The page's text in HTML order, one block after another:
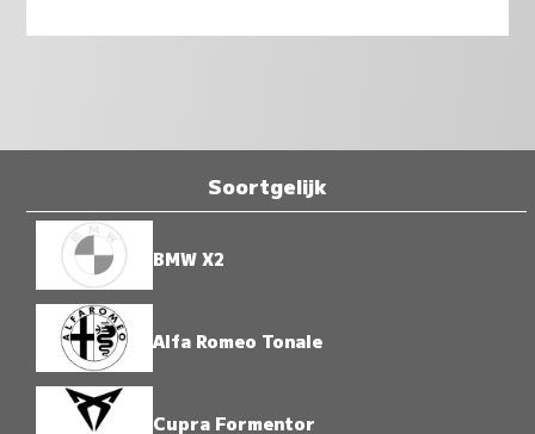
Soortgelijk
BMW X2
Alfa Romeo Tonale
Cupra Formentor